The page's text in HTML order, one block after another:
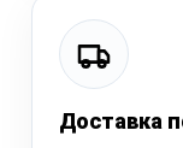
Доставка